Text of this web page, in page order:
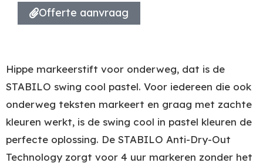
Offerte aanvraag
Hippe markeerstift voor onderweg, dat is de
STABILO swing cool pastel. Voor iedereen die ook
onderweg teksten markeert en graag met zachte
kleuren werkt, is de swing cool in pastel kleuren de
perfecte oplossing. De STABILO Anti-Dry-Out
Technology zorgt voor 4 uur markeren zonder het